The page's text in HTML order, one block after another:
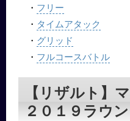
・ フリー
・ タイムアタック
・ グリッド
・ フルコースバトル
【リザルト】
２０１９ラウ